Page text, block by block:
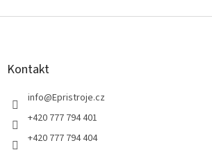
Z
Kontakt
info@Epristroje.cz
+420 777 794 401
+420 777 794 404